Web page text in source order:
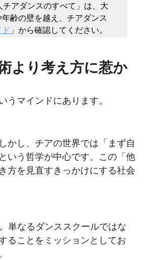
アダンスのすべて」は、大
齢の壁を越え、チアダンス
」から確認してください。
より考え方に惹か
うマインドにあります。
かし、チアの世界では「まず自
いう哲学が中心です。この「他
方を見直すきっかけにする社会
単なるダンススクールではな
ることをミッションとしてお